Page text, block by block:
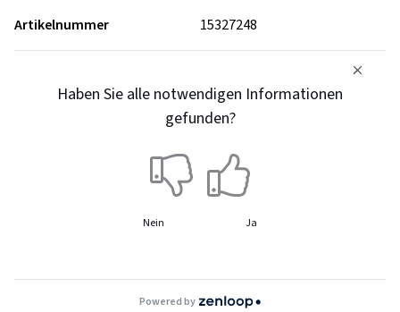
Artikelnummer
15327248
Haben Sie alle notwendigen Informationen
gefunden?
Nein Ja
Powered by